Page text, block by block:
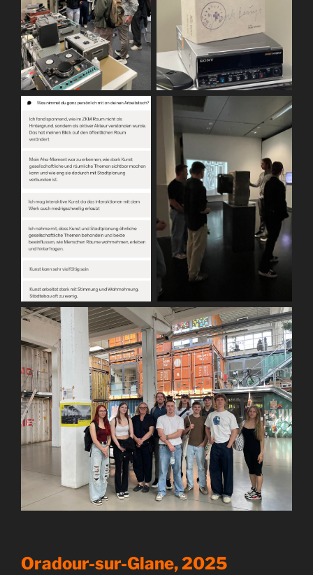
Oradour-sur-Glane, 2025